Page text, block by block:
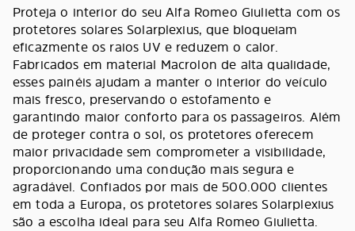
Proteja o interior do seu Alfa Romeo Giulietta com os
protetores solares Solarplexius, que bloqueiam
eficazmente os raios UV e reduzem o calor.
Fabricados em material Macrolon de alta qualidade,
esses painéis ajudam a manter o interior do veículo
mais fresco, preservando o estofamento e
garantindo maior conforto para os passageiros. Além
de proteger contra o sol, os protetores oferecem
maior privacidade sem comprometer a visibilidade,
proporcionando uma condução mais segura e
agradável. Confiados por mais de 500.000 clientes
em toda a Europa, os protetores solares Solarplexius
são a escolha ideal para seu Alfa Romeo Giulietta.